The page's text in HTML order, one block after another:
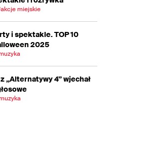
miejskie
i spektakle. TOP 10
2025
„Alternatywy 4” wjechał